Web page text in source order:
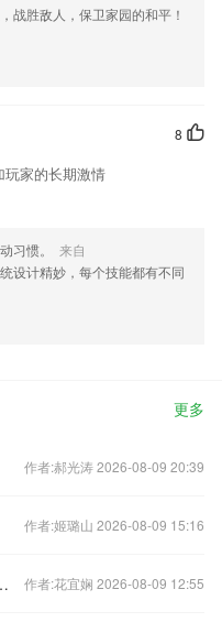
战胜敌人，保卫家园的和平！
8
家的长期激情
习惯。
来自
设计精妙，每个技能都有不同
更多
作者:郝光涛 2026-08-09 20:39
作者:姬璐山 2026-08-09 15:16
点家长需知道！ 作者:花宜娴 2026-08-09 12:55